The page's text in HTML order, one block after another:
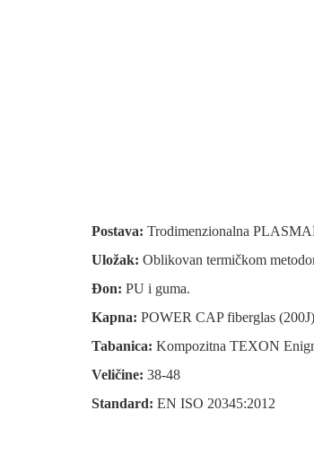
Postava: Trodimenzionalna
Uložak: Oblikovan termičkom
Đon: PU i guma.
Kapna: POWER CAP fiberglas
Tabanica: Kompozitna TEXON
Veličine: 38‐48
Standard: EN ISO 20345:2012